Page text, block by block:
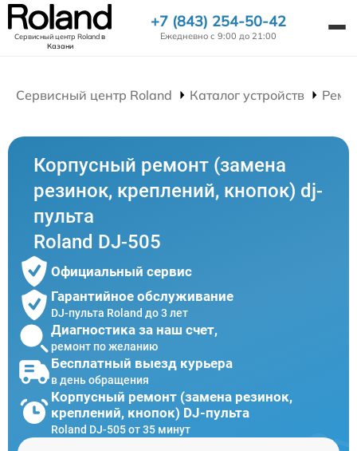
Сервисный центр Rolandв
Казани
+7 (843) 254-50-42
Ежедневно с 9:00 до 21:00
Сервисный центр Roland Каталог устройств
Корпусный ремонт (замена
резинок, креплений, кнопок) dj-
пульта
Roland DJ-505
Официальный сервис
Гарантийное обслуживание
DJ-пульта Roland до 3 лет
Диагностика за наш счет,
ремонт по желанию
Бесплатный выезд курьера
в день обращения
Корпусный ремонт (замена резинок,
креплений, кнопок) DJ-пульта
Roland DJ-505 от 35 минут